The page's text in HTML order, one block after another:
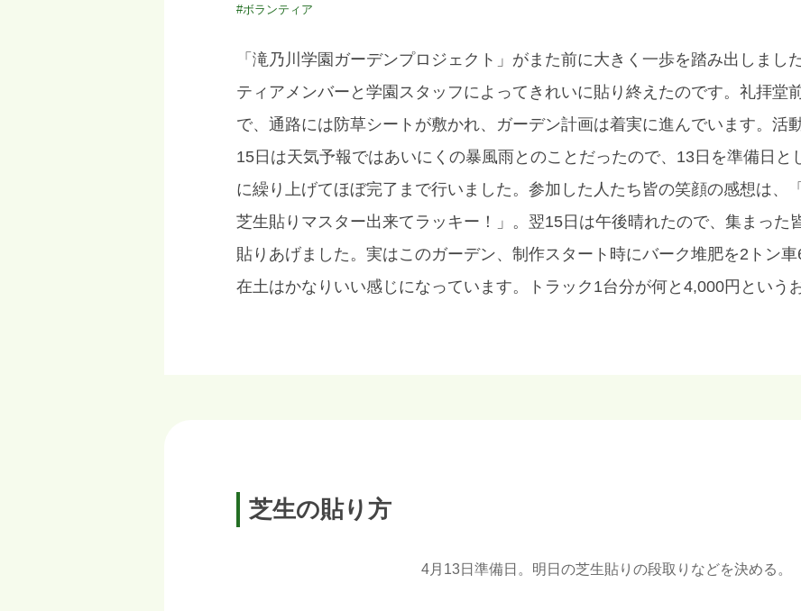
#ボランティア
「滝乃川学園ガーデンプロジェクト」がまた前に大きく一歩を踏み出しまし
ティアメンバーと学園スタッフによってきれいに貼り終えたのです。礼拝堂
で、通路には防草シートが敷かれ、ガーデン計画は着実に進んでいます。活
15日は天気予報ではあいにくの暴風雨とのことだったので、13日を準備日と
に繰り上げてほぼ完了まで行いました。参加した人たち皆の笑顔の感想は、
芝生貼りマスター出来てラッキー！」。翌15日は午後晴れたので、集まった
貼りあげました。実はこのガーデン、制作スタート時にバーク堆肥を2トン
在土はかなりいい感じになっています。トラック1台分が何と4,000円という
芝生の貼り方
4月13日準備日。明日の芝生貼りの段取りなどを決める。